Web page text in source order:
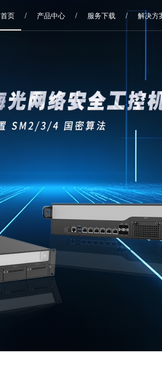
首页 / 产品中心 / 服务下载 / 解决方